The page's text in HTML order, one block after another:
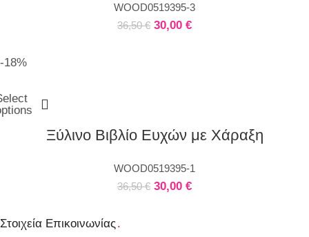
WOOD0519395-3
36,50€ 30,00 €
-18%
Ξύλινο Βιβλίο Ευχών με Χάραξη
WOOD0519395-1
36,50€ 30,00 €
Στοιχεία Επικοινωνίας.